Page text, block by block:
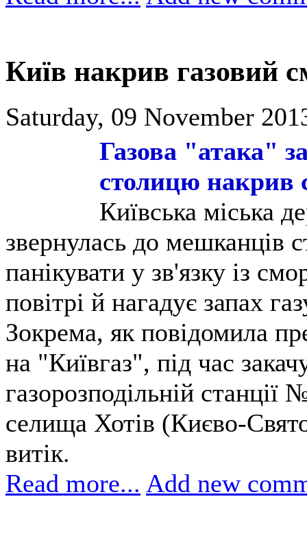
Київ накрив газовий
Saturday, 09 November
Газова "атака"
столицю накрив
Київська міська
звернулась до мешканців
панікувати у зв'язку із
повітрі й нагадує запах
Зокрема, як повідомила
на "Київгаз", під час
газорозподільній станції
селища Хотів (Києво-
витік.
Read more... Add new